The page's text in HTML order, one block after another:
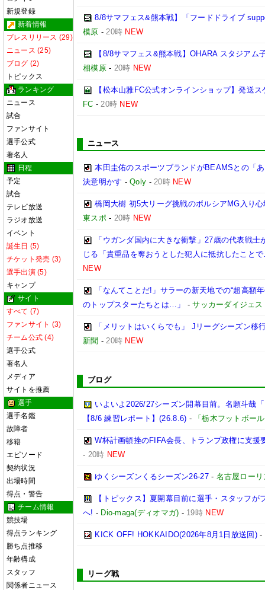
新規登録
新着情報
プレスリリース (29)
ニュース (25)
ブログ (2)
トピックス
ランキング
ニュース
試合
ファンサイト
選手公式
著名人
日程
予定
試合
テレビ放送
ラジオ放送
イベント
誕生日 (5)
チケット発売 (3)
選手出演 (5)
キャンプ
サイト
すべて (7)
ファンサイト (3)
チーム公式 (4)
選手公式
著名人
メディア
サイトを推薦
選手
選手名鑑
故障者
移籍
エピソード
契約状況
出場時間
得点・警告
チーム情報
競技場
得点ランキング
勝ち点推移
年齢構成
スタッフ
関係者ニュース
8/8サマフェス&熊本戦】「フードドライブ
模原 -20時 NEW
【8/8サマフェス&熊本戦】OHARA スタジア
相模原- 20時 NEW
【松本山雅FC公式オンラインショップ】発送
FC -20時 NEW
ニュース
本田圭佑のスポーツブランドがBEAMSとの「
決意明かす -Qoly -20時 NEW
橋岡大樹 初5大リーグ挑戦のボルシアMG入り
東スポ- 20時 NEW
「ウガンダ国内に大きな衝撃」27歳の代表戦
じる「貴重品を奪おうとした犯人に抵抗したこと
NEW
「なんてことだ!」サラーの新天地での“超高額
のトップスターたちとは…」
-サッカーダイジェ
「メリットはいくらでも」 Jリーグシーズン移
新聞 -20時 NEW
ブログ
いよいよ2026/27シーズン開幕目前。名願斗哉
【8/6 練習レポート】(26.8.6) - 「栃木フットボー
W杯計画頓挫のFIFA会長、トランプ政権に支援
- 20時 NEW
ゆくシーズンくるシーズン26-27- 名古屋ロー
【トピックス】夏開幕目前に選手・スタッフ
へ! - Dio-maga(ディオマガ) - 19時 NEW
KICK OFF! HOKKAIDO(2026年8月1日放送回)-
リーグ戦